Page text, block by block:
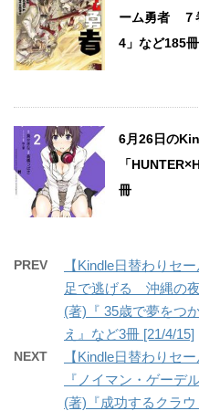
ーム勇者 ７
4」など185冊
6月26日の
「
冊
PREV
【Kindle日替わりセ
足で逃げる 沖縄の
(著)『 35歳で夢をつ
え』など3冊 [21/4/15]
NEXT
【Kindle日替わりセ
『ノイマン・ゲーデ
(著)『成功するクラ